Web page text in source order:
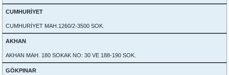
CUMHURİYET
CUMHURİYET MAH.1260/2-3500 SOK.
AKHAN
AKHAN MAH. 180 SOKAK NO: 30 VE 188-190 SOK.
GÖKPINAR